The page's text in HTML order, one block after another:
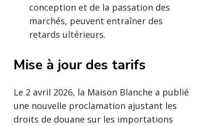
conception et de la passation des
marchés, peuvent entraîner des
retards ultérieurs.
Mise à jour des tarifs
Le 2 avril 2026, la Maison Blanche a publié
une nouvelle proclamation ajustant les
droits de douane sur les importations